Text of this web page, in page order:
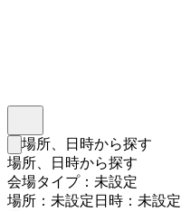
検索フォームを閉じる
場所、日時から探す
場所、日時から探す
会場タイプ：未設定
場所：未設定日時：未設定